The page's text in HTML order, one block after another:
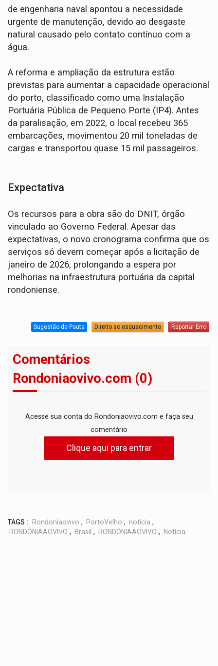
de engenharia naval apontou a necessidade
urgente de manutenção, devido ao desgaste
natural causado pelo contato contínuo com a
água.
A reforma e ampliação da estrutura estão
previstas para aumentar a capacidade operacional
do porto, classificado como uma Instalação
Portuária Pública de Pequeno Porte (IP4). Antes
da paralisação, em 2022, o local recebeu 365
embarcações, movimentou 20 mil toneladas de
cargas e transportou quase 15 mil passageiros.
Expectativa
Os recursos para a obra são do DNIT, órgão
vinculado ao Governo Federal. Apesar das
expectativas, o novo cronograma confirma que os
serviços só devem começar após a licitação de
janeiro de 2026, prolongando a espera por
melhorias na infraestrutura portuária da capital
rondoniense.
Sugestão de Pauta Direito ao esquecimento Reportar Erro
Comentários
Rondoniaovivo.com (0)
Acesse sua conta do Rondoniaovivo.com e faça seu
comentário
Clique aqui para entrar
TAGS : Rondoniaovivo , PortoVelho , noticia ,
RONDÔNIAAOVIVO , Brasil , RONDÔNIAAOVIVO , Notícia